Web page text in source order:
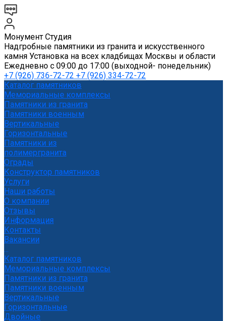
Монумент Студия
Надгробные памятники из гранита и искусственного
камня Установка на всех кладбищах Москвы и области
Ежедневно с 09:00 до 17:00 (выходной- понедельник)
+7 (926) 736-72-72 +7 (926) 334-72-72
Каталог памятников
Мемориальные комплексы
Памятники из гранита
Памятники военным
Вертикальные
Горизонтальные
Памятники из
полимергранита
Ограды
Конструктор памятников
Услуги
Наши работы
О компании
Отзывы
Информация
Контакты
Вакансии
...
Каталог памятников
Мемориальные комплексы
Памятники из гранита
Памятники военным
Вертикальные
Горизонтальные
Двойные